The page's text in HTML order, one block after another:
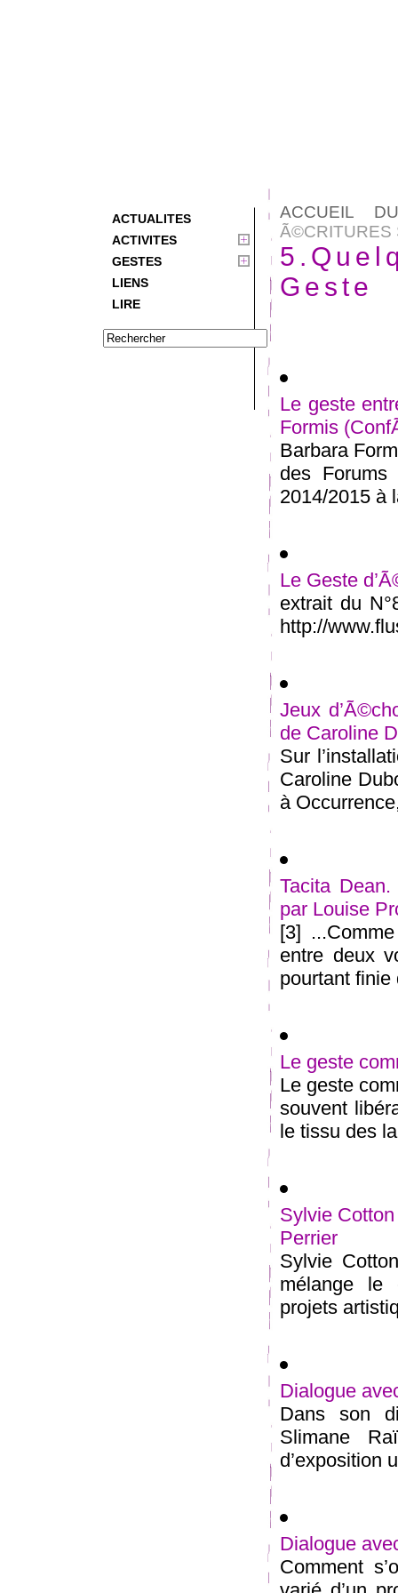
ACTUALITES
ACTIVITES
GESTES
LIENS
LIRE
ACCUEIL
Ã©CRITURES
Geste
Le geste
Formis
Barbara
des
2014/2015 à
Le Geste
extrait du
http://
Jeux
de Caroline
Sur
Caroline
à
Tacita
par Louise
[3]
entre deux
pourtant finie
Le geste
Le geste
souvent
le tissu des
Sylvie
Perrier
Sylvie
mélange le
projets
Dialogue
Dans son
Slimane
d’exposition
Dialogue
Comment